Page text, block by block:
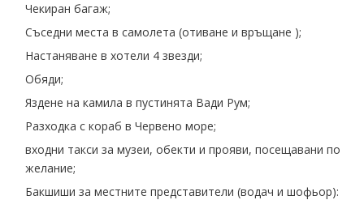
Чекиран багаж;
Съседни места в самолета (отиване и връщане );
Настаняване в хотели 4 звезди;
Обяди;
Яздене на камила в пустинята Вади Рум;
Разходка с кораб в Червено море;
входни такси за музеи, обекти и прояви, посещавани по
желание;
Бакшиши за местните представители (водач и шофьор):